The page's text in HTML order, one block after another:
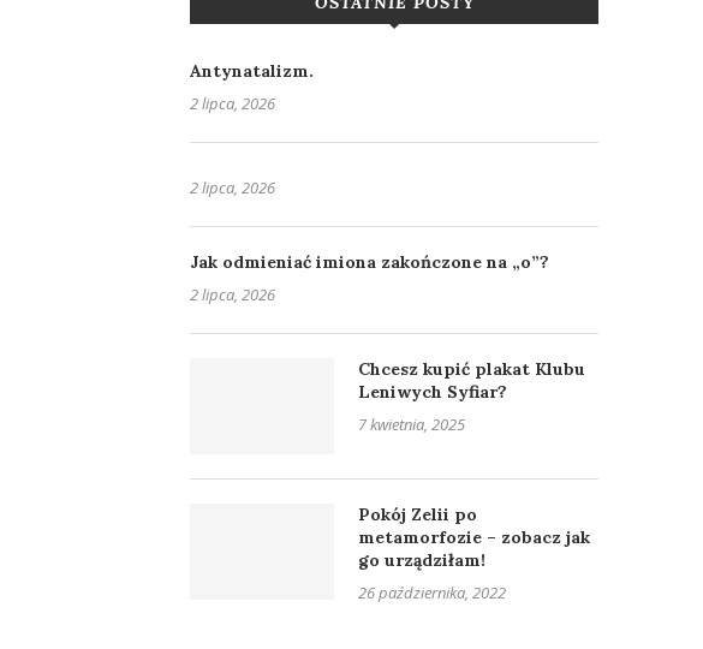
Antynatalizm.
2 lipca, 2026
2 lipca, 2026
Jak odmieniać imiona zakończone na „o”?
2 lipca, 2026
Chcesz kupić plakat Klubu
Leniwych Syfiar?
7 kwietnia, 2025
Pokój Zelii po
metamorfozie – zobacz jak
go urządziłam!
26 października, 2022